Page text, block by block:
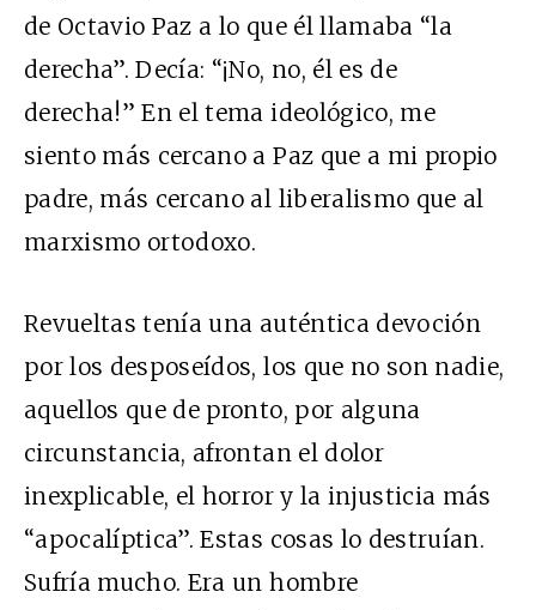
de Octavio Paz a lo que él llamaba “la
derecha”. Decía: “¡No, no, él es de
derecha!” En el tema ideológico, me
siento más cercano a Paz que a mi propio
padre, más cercano al liberalismo que al
marxismo ortodoxo.
Revueltas tenía una auténtica devoción
por los desposeídos, los que no son nadie,
aquellos que de pronto, por alguna
circunstancia, afrontan el dolor
inexplicable, el horror y la injusticia más
“apocalíptica”. Estas cosas lo destruían.
Sufría mucho. Era un hombre